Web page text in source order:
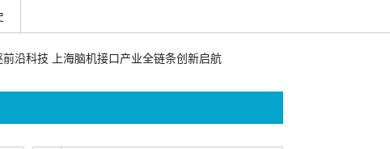
科技 上海脑机接口产业全链条创新启航